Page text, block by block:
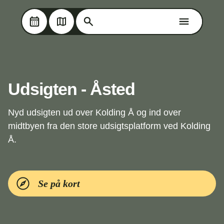
Skip til hovedindholdet
Søg på Oplev Kolding
Søg på Oplev Kolding
Udsigten - Åsted
Nyd udsigten ud over Kolding Å og ind over
midtbyen fra den store udsigtsplatform ved Kolding
Å.
Se på kort